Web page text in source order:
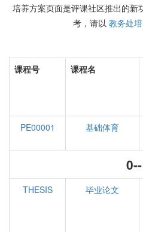
培养方案页面是评课社区推出的新
考，请以 教务处
课程号 课程名
PE00001
基础体育
0--
THESIS 毕业论文